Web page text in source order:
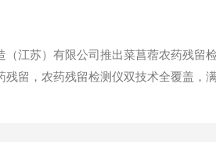
江苏）有限公司推出菜菖蓿农药残留
留，农药残留检测仪双技术全覆盖，